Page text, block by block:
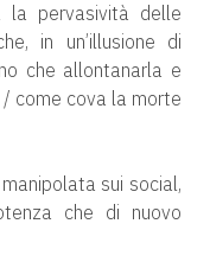
la pervasività delle
in un’illusione di
che allontanarla e
come cova la morte
sui social,
che di nuovo